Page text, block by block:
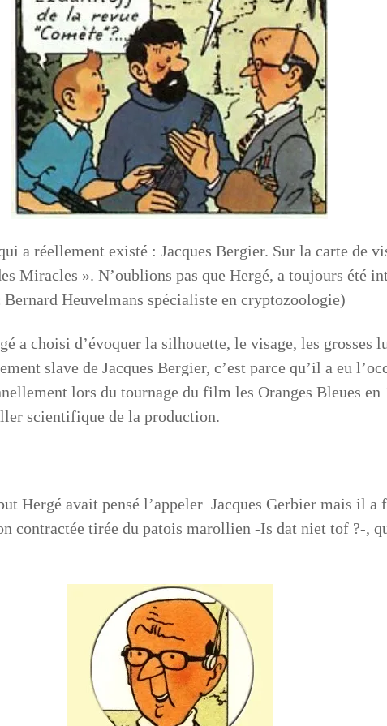
a réellement existé : Jacques Bergier. Sur la carte de
Miracles ». N’oublions pas que Hergé, a toujours été
Heuvelmans spécialiste en cryptozoologie)
a choisi d’évoquer la silhouette, le visage, les grosses
slave de Jacques Bergier, c’est parce qu’il a eu
lors du tournage du film les Oranges Bleues
scientifique de la production.
Hergé avait pensé l’appeler Jacques Gerbier mais il
contractée tirée du patois marollien -Is dat niet tof ?-,